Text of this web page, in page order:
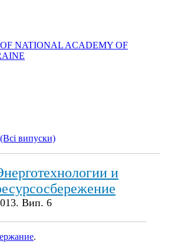
NATIONAL ACADEMY OF
(Всі випуски)
и
Вип. 6
.